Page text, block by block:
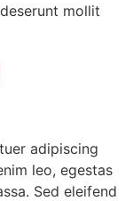
mollit
adipiscing
leo, egestas
Sed eleifend